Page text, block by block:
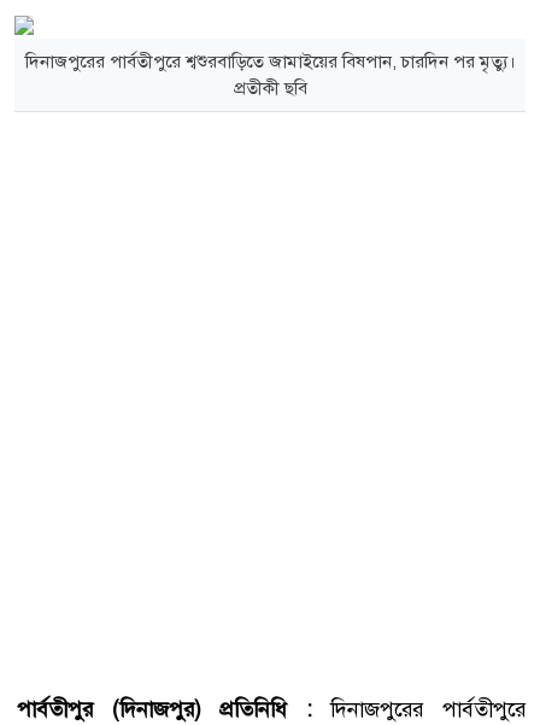
দিনাজপুরের পার্বতীপুরে শ্বশুরবাড়িতে জামাইয়ের বিষপান, চারদিন পর মৃত্যু।
প্রতীকী ছবি
পার্বতীপুর (দিনাজপুর) প্রতিনিধি :দিনাজপুরের পার্বতীপুরে